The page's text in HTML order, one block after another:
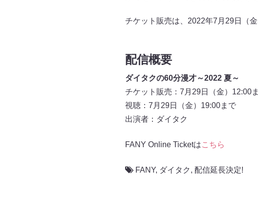
チケット販売は、2022年7月29日（
配信概要
ダイタクの60分漫才～2022 夏～
チケット販売：7月29日（金）12:00
視聴：7月29日（金）19:00まで
出演者：ダイタク
FANY Online Ticketはこちら
FANY, ダイタク , 配信延長決定!